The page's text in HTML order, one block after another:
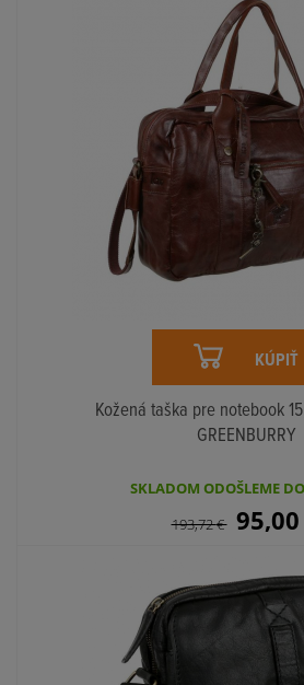
KÚPIŤ
Kožená taška pre notebook
GREENBURRY
SKLADOM ODOŠLEME
193,72€ 95,00